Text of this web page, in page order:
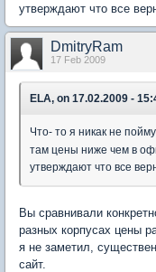
утверждают что все
DmitryRam
17 Feb 2009
ELA, on 17.02.2009 -
Что- то я никак не пойму
там цены ниже чем в
утверждают что все
Вы сравнивали
разных корпусах цены
я не заметил,
сайт.